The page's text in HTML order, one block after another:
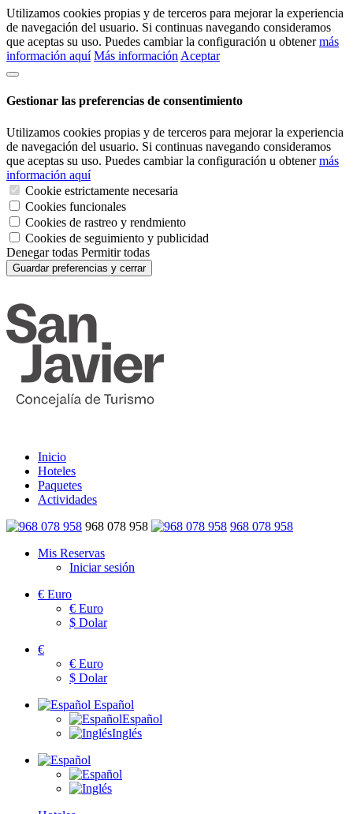
Utilizamos cookies propias y de terceros para mejorar la experiencia
de navegación del usuario. Si continuas navegando consideramos
que aceptas su uso. Puedes cambiar la configuración u obtenermás
información aquí Más información Aceptar
Gestionar las preferencias de consentimiento
Utilizamos cookies propias y de terceros para mejorar la experiencia
de navegación del usuario. Si continuas navegando consideramos
que aceptas su uso. Puedes cambiar la configuración u obtenermás
información aquí
Cookie estrictamente necesaria
Cookies funcionales
Cookies de rastreo y rendmiento
Cookies de seguimiento y publicidad
Denegar todas Permitir todas
Guardar preferencias y cerrar
Inicio
Hoteles
Paquetes
Actividades
968 078 958
968 078 958
Mis Reservas
Iniciar sesión
€ Euro
€ Euro
$ Dolar
€
€ Euro
$ Dolar
Español
Español
Inglés